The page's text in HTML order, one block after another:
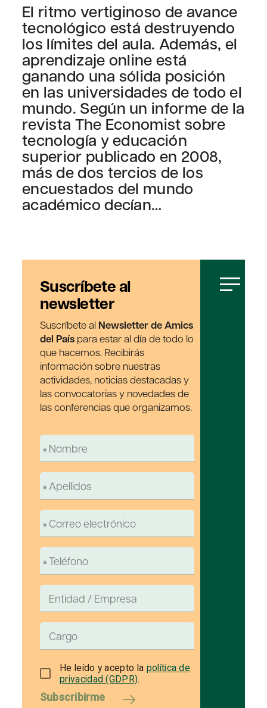
El ritmo vertiginoso de avance
tecnológico está destruyendo
los límites del aula. Además, el
aprendizaje online está
ganando una sólida posición
en las universidades de todo el
mundo. Según un informe de la
revista The Economist sobre
tecnología y educación
superior publicado en 2008,
más de dos tercios de los
encuestados del mundo
académico decían…
Suscríbete al
newsletter
Suscríbete al Newsletter de Amics
del País para estar al día de todo lo
que hacemos. Recibirás
información sobre nuestras
actividades, noticias destacadas y
las convocatorias y novedades de
las conferencias que organizamos.
He leído y acepto la política de
privacidad (GDPR).
Subscribirme